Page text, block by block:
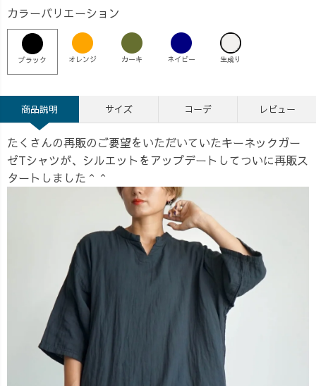
カラーバリエーション
ブラック オレンジ カーキ ネイビー 生成り
商品説明 サイズ コーデ レビュー
たくさんの再販のご要望をいただいていたキーネックガー
ゼTシャツが、シルエットをアップデートしてついに再販ス
タートしました＾＾